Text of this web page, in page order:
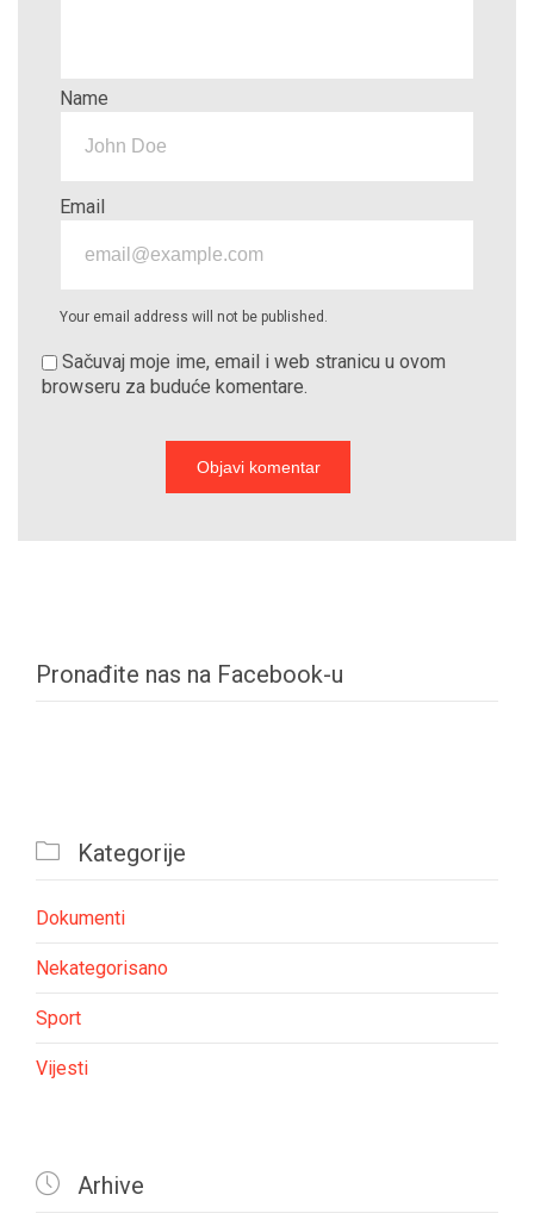
Name
Email
Your email address will not be published.
Sačuvaj moje ime, email i web stranicu u ovom
browseru za buduće komentare.
Pronađite nas na Facebook-u
 Kategorije
Dokumenti
Nekategorisano
Sport
Vijesti
 Arhive